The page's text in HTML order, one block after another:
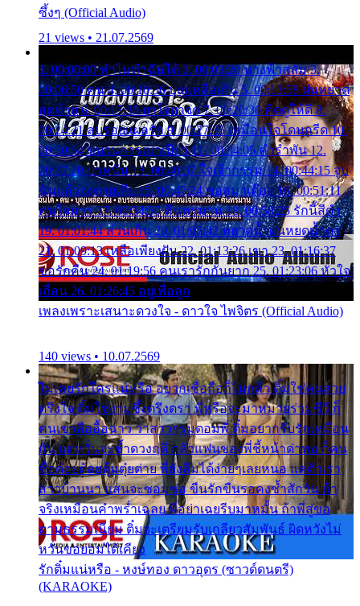
ซึ้งๆ (Official Audio)
21 views • 21.07.2569
1. 00:00:00 ทำไมทำฉันได้ 2. 00:03:20 นางฟ้าสลัม 3.
00:06:50 คน 4. 00:10:36 บุญเหลือเกิน 5. 00:13:58 ฝนหยาด
สุดท้าย 6. 00:17:30 ยาใจยาจก 7. 00:20:30 คิดดูให้ดี 8.
00:24:21 ลบรอยแผลรัก 9. 00:27:35 เหมือนใจโดนกรีด 10.
00:30:54 ขบวนการเปาเปียว 11. 00:34:05 คำรำพัน 12.
00:37:20 ปาหนัน 13. 00:40:37 ใจเจ้ากรรม 14. 00:44:15 จูบ
ฉันแล้วจงตายเสีย 15. 00:47:24 ขอสูมาเต๊อะ 16. 00:51:11
คนใจมาร 17. 00:54:50 คืนทรมาน 18. 00:58:25 รักนี้สีดำ
19. 01:01:44 ส่วนเกิน 20. 01:05:42 หยาดน้ำฝนหยดน้ำตา
21. 01:09:13 เหลือเพียงฝัน 22. 01:13:26 เขา 23. 01:16:37
ขอรักคืน 24. 01:19:56 คนเรารักกันยาก 25. 01:23:06 หัวใจ
เถื่อน 26. 01:26:45 อยู่เพื่อลูก
เพลงเพราะเสนาะดวงใจ - ดาวใจ ไพจิตร (Official Audio)
140 views • 10.07.2569
ไม่เคยรักใครแน่หรือ อยากเชื่อถือก็ไม่กล้า ติ๋มใช่คนสวย
ตรึงใจ ติ๋มใช่งามซึ้งตรึงตรา พี่หรือจะมาหมายร่วมชีวี ก็
คนเขาลืออื้อฉาว ว่าสาวๆรุมตอมพี่ ติ๋มอยากรับรักเหมือน
กัน แต่หวั่นจะช้ำดวงฤดี กลัวแฟนของพี่ชี้หน้าด่าทอ ก็คน
ชื่อต๋อยต้อยตุ้มตุ๋ยต่าย พี่ยังลืมได้ง่ายๆเลยหนอ แค่ตัวเรา
สาวบ้านนา แสนจะซอมซ่อ ขืนรักขืนรอคงช้ำสักวัน ถ้า
จริงเหมือนคำพร่ำเฉลย พี่อย่าเฉยรีบมาหมั้น ถ้าพี่สู่ขอ
ตามธรรมเนียม ติ๋มจะเตรียมรับเกลียวสัมพันธ์ ผิดหวังไม่
หวั่นขอยอมได้เคียง
รักติ๋มแน่หรือ - หงษ์ทอง ดาวอุดร (ซาวด์ดนตรี)
(KARAOKE)